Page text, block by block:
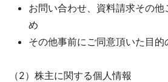
お問い合わせ、資料請求その
め
その他事前にご同意頂いた目的
（2）株主に関する個人情報